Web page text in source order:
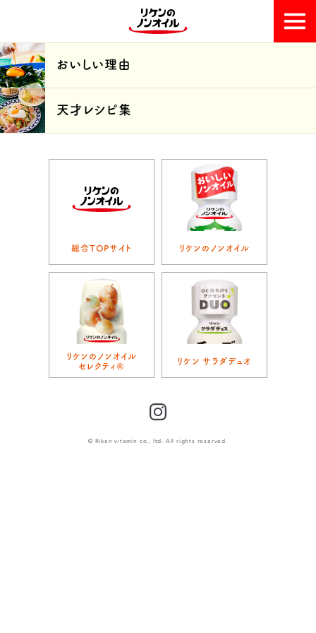
おいしい理由
天才レシピ集
おいしい理由
天才レシピ集
総合TOPサイト リケンのノンオイル
リケンのノンオイル
セレクティ®
リケン サラダデュオ
© Riken vitamin co., ltd. All rights reserved.